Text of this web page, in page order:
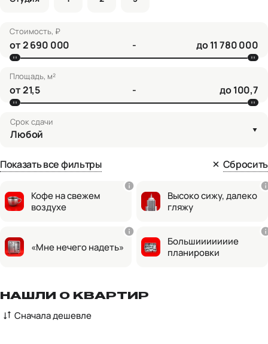
Стоимость, ₽
от - до
Площадь, м²
от - до
Срок сдачи
Любой
Показать все фильтры Сбросить
Кофе на свежем
воздухе
Высоко сижу, далеко
гляжу
«Мне нечего надеть»
Большииииииие
планировки
НАШЛИ 0 КВАРТИР
Сначала дешевле